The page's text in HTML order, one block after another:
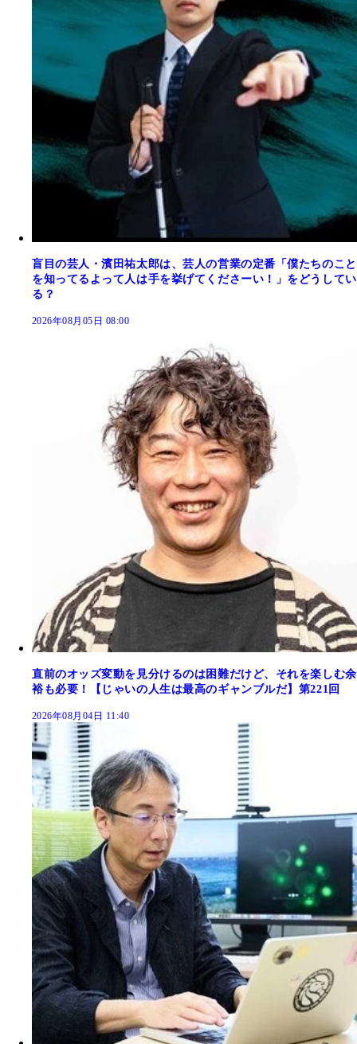
盲目の芸人・濱田祐太郎は、芸人の営業の定番「僕たちのこと
を知ってるよって人は手を挙げてくださーい！」をどうしてい
る？
2026年08月05日 08:00
直前のオッズ変動を見分けるのは困難だけど、それを楽しむ余
裕も必要！【じゃいの人生は最高のギャンブルだ】第221回
2026年08月04日 11:40